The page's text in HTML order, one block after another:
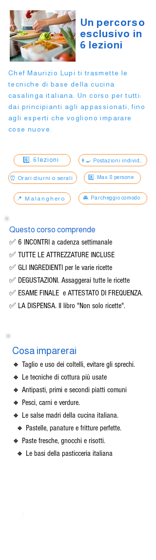
Un percorso
esclusivo in
6 lezioni
Chef Maurizio Lupi ti trasmette le
tecniche di base della cucina
casalinga italiana. Un corso per tutti:
dai principianti agli appassionati, fino
agli esperti che vogliono imparare
cose nuove.
6️⃣. 6 lezioni
⏰ Orari diurni o serali
👨‍🍳 Postazioni individuali
8️⃣. Max. 8 persone
📍 Malanghero 🚘. Parcheggio comodo
​Questo corso comprende
✅ 6 INCONTRI a cadenza settimanale
✅ TUTTE LE ATTREZZATURE INCLUSE
✅ GLI INGREDIENTI per le varie ricette
✅ DEGUSTAZIONI. Assaggerai tutte le ricette
✅ ESAME FINALE e ATTESTATO DI FREQUENZA.
✅ LA DISPENSA​. Il libro "Non solo ricette".
Cosa imparerai
🔸 Taglio e uso dei coltelli, evitare gli sprechi.
🔸 Le tecniche di cottura più usate
🔸 Antipasti, primi e secondi piatti comuni
🔸 Pesci, carni e verdure.
🔸 Le salse madri della cucina italiana.
🔸 Pastelle, panature e fritture perfette.
🔸 Paste fresche, gnocchi e risotti.
🔸 Le basi della pasticceria italiana